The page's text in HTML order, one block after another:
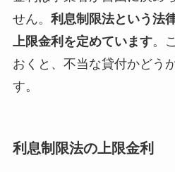
せん。 利息制限法という法
上限金利を定めています。
おくと、不当な貸付かどう
す。
利息制限法の上限金利